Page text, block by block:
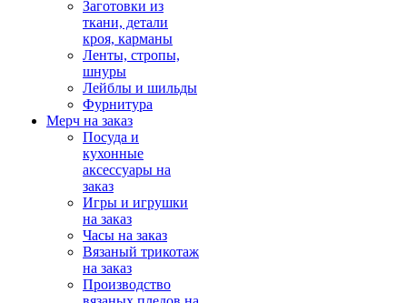
Заготовки из
ткани, детали
кроя, карманы
Ленты, стропы,
шнуры
Лейблы и шильды
Фурнитура
Мерч на заказ
Посуда и
кухонные
аксессуары на
заказ
Игры и игрушки
на заказ
Часы на заказ
Вязаный трикотаж
на заказ
Производство